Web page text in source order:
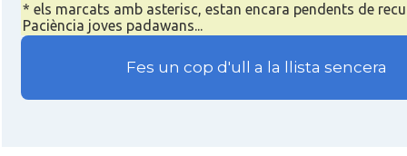
* els marcats amb asterisc, estan encara pendents de
Paciència joves padawans...
Fes un cop d'ull a la llista sencera